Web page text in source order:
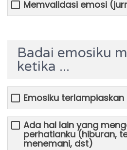
Memvalidasi emosi
Badai emosiku
ketika ...
Emosiku terlampiaskan
Ada hal lain yang
perhatianku (hiburan,
menemani, dst)